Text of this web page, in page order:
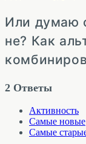
Или думаю
не? Как
2 Ответы
Активность
Самые новые
Самые